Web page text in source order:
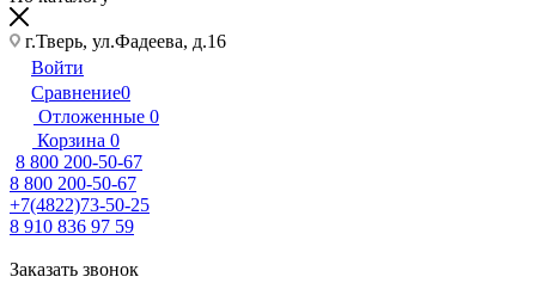
г.Тверь, ул.Фадеева, д.16
Войти
Сравнение0
Отложенные 0
Корзина 0
8 800 200-50-67
8 800 200-50-67
+7(4822)73-50-25
8 910 836 97 59
Заказать звонок